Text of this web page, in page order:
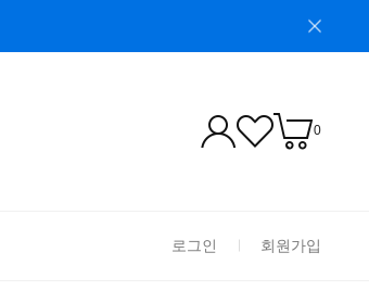
0
로그인 회원가입